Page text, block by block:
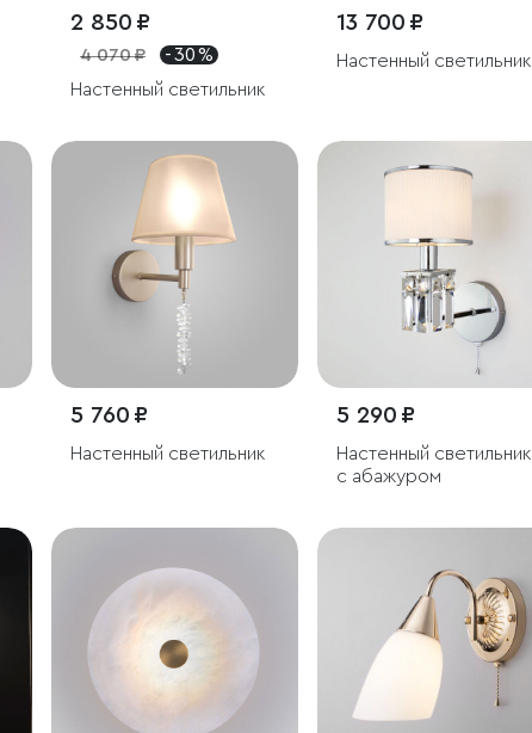
2 850 ₽
4 070 ₽
- 30 %
Настенный светильник
13 700 ₽
Настенный светильник
5 760 ₽
Настенный светильник
5 290 ₽
Настенный светильник
с абажуром